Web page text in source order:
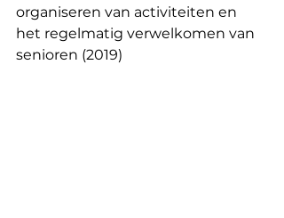
organiseren van activiteiten en
het regelmatig verwelkomen van
senioren (2019)